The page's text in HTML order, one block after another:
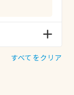
すべてをクリア